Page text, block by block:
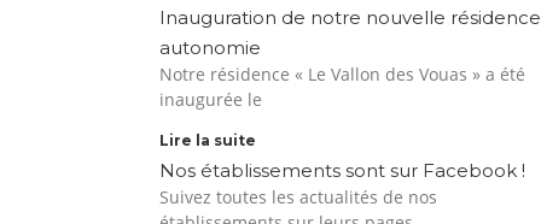
Inauguration de notre nouvelle résidence
autonomie
Notre résidence « Le Vallon des Vouas » a été
inaugurée le
Lire la suite
Nos établissements sont sur Facebook !
Suivez toutes les actualités de nos